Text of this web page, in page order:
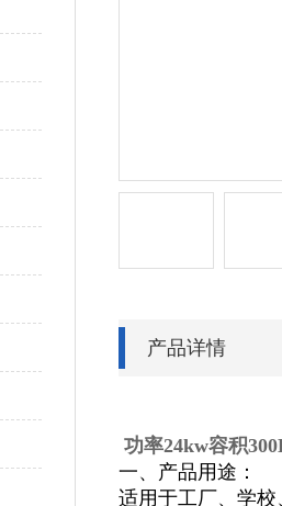
产品详情
功率24kw容积
一、产品用途：
适用于工厂、学